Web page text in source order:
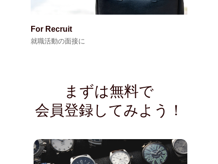
For Recruit
就職活動の面接に
まずは無料で
会員登録してみよう！